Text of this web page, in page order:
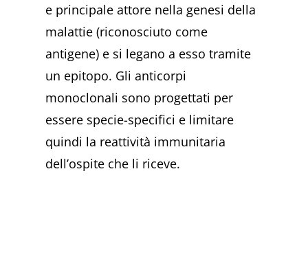
e principale attore nella genesi della
malattie (riconosciuto come
antigene) e si legano a esso tramite
un epitopo. Gli anticorpi
monoclonali sono progettati per
essere specie-specifici e limitare
quindi la reattività immunitaria
dell’ospite che li riceve.